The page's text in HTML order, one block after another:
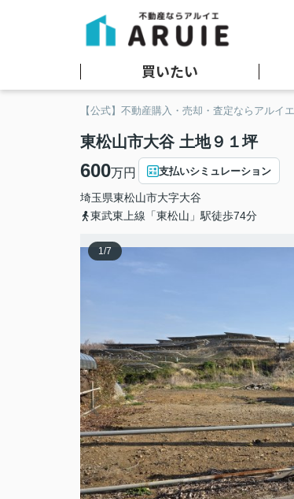
買いたい
【公式】不動産購入・売却・査定ならアルイエ
東松山市大谷 土地９１坪
600万円 支払いシミュレーション
埼玉県東松山市大字大谷
東武東上線「東松山」駅徒歩74分
1 /7